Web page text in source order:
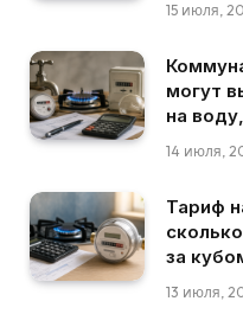
15 июля,
могут
на
14 июля,
Тариф
за
13 июля,